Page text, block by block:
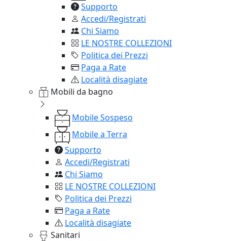
Supporto
Accedi/Registrati
Chi Siamo
LE NOSTRE COLLEZIONI
Politica dei Prezzi
Paga a Rate
Località disagiate
Mobili da bagno
Mobile Sospeso
Mobile a Terra
Supporto
Accedi/Registrati
Chi Siamo
LE NOSTRE COLLEZIONI
Politica dei Prezzi
Paga a Rate
Località disagiate
Sanitari